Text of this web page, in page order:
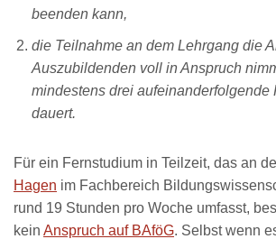
beenden kann,
die Teilnahme an dem Lehrgang die
Auszubildenden voll in Anspruch
mindestens drei aufeinanderfolgende
dauert.
Für ein Fernstudium in Teilzeit, das an
Hagen im Fachbereich
rund 19 Stunden pro Woche umfasst,
kein Anspruch auf BAföG. Selbst wenn